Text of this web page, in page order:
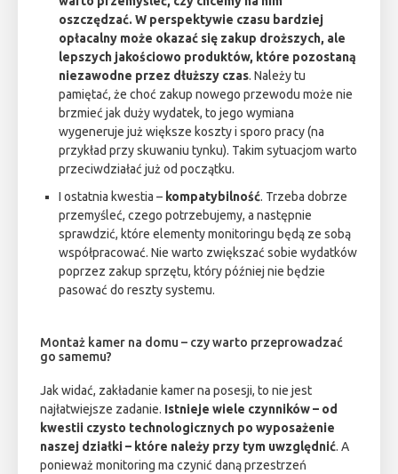
oszczędzać. W perspektywie czasu bardziej
opłacalny może okazać się zakup droższych, ale
lepszych jakościowo produktów, które pozostaną
niezawodne przez dłuższy czas. Należy tu
pamiętać, że choć zakup nowego przewodu może nie
brzmieć jak duży wydatek, to jego wymiana
wygeneruje już większe koszty i sporo pracy (na
przykład przy skuwaniu tynku). Takim sytuacjom warto
przeciwdziałać już od początku.
I ostatnia kwestia – kompatybilność. Trzeba dobrze
przemyśleć, czego potrzebujemy, a następnie
sprawdzić, które elementy monitoringu będą ze sobą
współpracować. Nie warto zwiększać sobie wydatków
poprzez zakup sprzętu, który później nie będzie
pasować do reszty systemu.
Montaż kamer na domu – czy warto przeprowadzać
go samemu?
Jak widać, zakładanie kamer na posesji, to nie jest
najłatwiejsze zadanie. Istnieje wiele czynników – od
kwestii czysto technologicznych po wyposażenie
naszej działki – które należy przy tym uwzględnić. A
ponieważ monitoring ma czynić daną przestrzeń